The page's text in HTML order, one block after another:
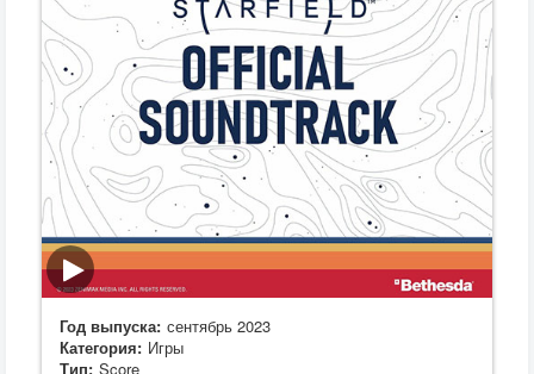
Год выпуска: сентябрь 2023
Категория: Игры
Тип: Score